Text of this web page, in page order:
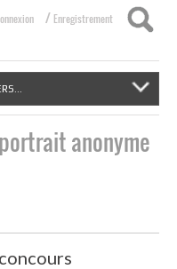
/ Enregistrement
anonyme